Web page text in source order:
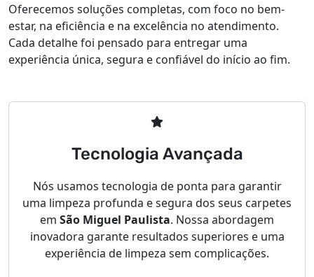
Oferecemos soluções completas, com foco no bem-
estar, na eficiência e na excelência no atendimento.
Cada detalhe foi pensado para entregar uma
experiência única, segura e confiável do início ao fim.
Tecnologia Avançada
Nós usamos tecnologia de ponta para garantir
uma limpeza profunda e segura dos seus carpetes
em São Miguel Paulista. Nossa abordagem
inovadora garante resultados superiores e uma
experiência de limpeza sem complicações.